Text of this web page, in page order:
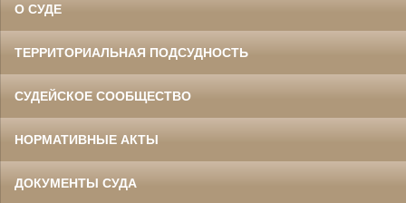
О СУДЕ
ТЕРРИТОРИАЛЬНАЯ ПОДСУДНОСТЬ
СУДЕЙСКОЕ СООБЩЕСТВО
НОРМАТИВНЫЕ АКТЫ
ДОКУМЕНТЫ СУДА